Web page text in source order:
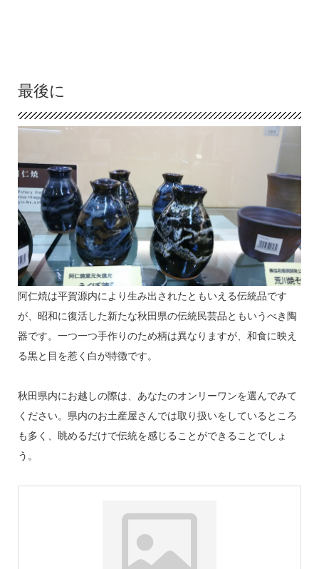
最後に
阿仁焼は平賀源内により生み出されたともいえる伝統品です
が、昭和に復活した新たな秋田県の伝統民芸品ともいうべき陶
器です。一つ一つ手作りのため柄は異なりますが、和食に映え
る黒と目を惹く白が特徴です。
秋田県内にお越しの際は、あなたのオンリーワンを選んでみて
ください。県内のお土産屋さんでは取り扱いをしているところ
も多く、眺めるだけで伝統を感じることができることでしょ
う。